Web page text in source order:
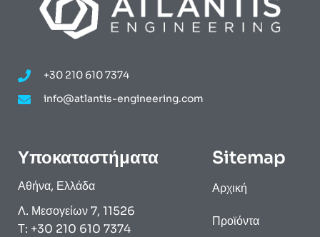
+30 210 610 7374
info@atlantis-engineering.com
Υποκαταστήματα
Αθήνα, Ελλάδα
Λ. Μεσογείων 7, 11526
Τ: +30 210 610 7374
Sitemap
Αρχική
Προϊόντα